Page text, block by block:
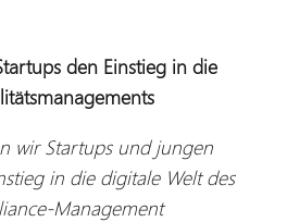
den Einstieg in die
wir Startups und jungen
in die digitale Welt des
Management